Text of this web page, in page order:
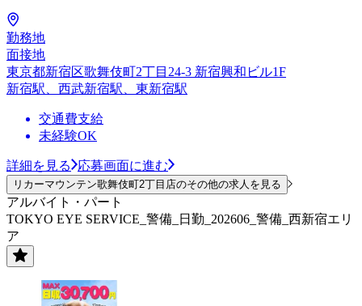
勤務地
面接地
東京都新宿区歌舞伎町2丁目24-3 新宿興和ビル1F
新宿駅、西武新宿駅、東新宿駅
交通費支給
未経験OK
詳細を見る 応募画面に進む
リカーマウンテン歌舞伎町2丁目店のその他の求人を見る
アルバイト・パート
TOKYO EYE SERVICE_警備_日勤_202606_警備_西新宿エリ
ア